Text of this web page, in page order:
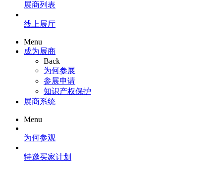
展商列表
线上展厅
Menu
成为展商
Back
为何参展
参展申请
知识产权保护
展商系统
Menu
为何参观
特邀买家计划